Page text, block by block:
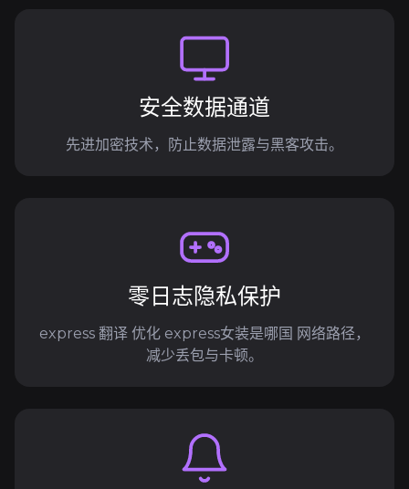
安全数据通道
先进加密技术，防止数据泄露与黑客攻击。
零日志隐私保护
express 翻译 优化 express女装是哪国 网络路径，
减少丢包与卡顿。